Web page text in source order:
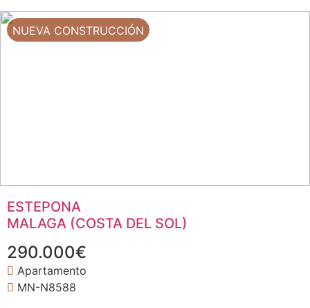
NUEVA CONSTRUCCIÓN
ESTEPONA
MALAGA (COSTA DEL SOL)
290.000€
Apartamento
MN-N8588